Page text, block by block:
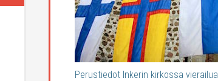
Perustiedot Inkerin kirkossa vierailua